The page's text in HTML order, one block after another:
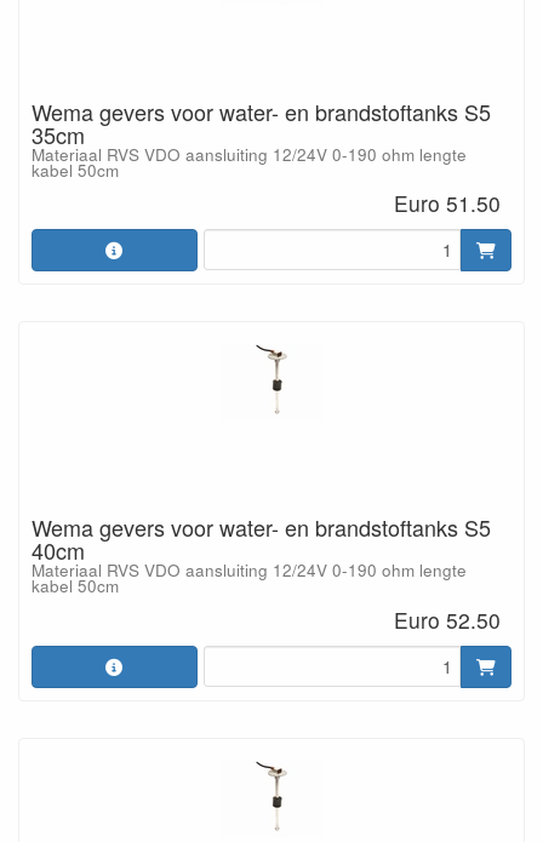
Wema gevers voor water- en brandstoftanks S5
35cm
Materiaal RVS VDO aansluiting 12/24V 0-190 ohm lengte
kabel 50cm
Euro 51.50
Wema gevers voor water- en brandstoftanks S5
40cm
Materiaal RVS VDO aansluiting 12/24V 0-190 ohm lengte
kabel 50cm
Euro 52.50